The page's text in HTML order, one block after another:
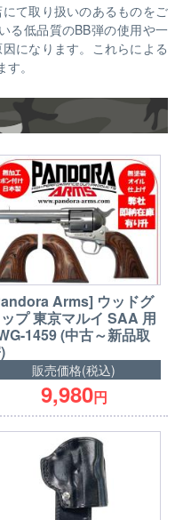
て取り扱いのあるものをご
る低品質のBB弾の使用や一
になります。これらによる
。
Arms] ウッドグ
プ 東京マルイ SAA 用
1459 (中古～新品取
販売価格(税込)
9,980円